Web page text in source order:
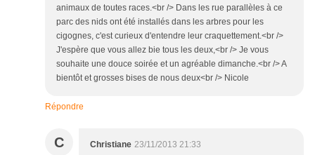
animaux de toutes races.<br /> Dans les rue parallèles à ce
parc des nids ont été installés dans les arbres pour les
cigognes, c'est curieux d'entendre leur craquettement.<br />
J'espère que vous allez bie tous les deux,<br /> Je vous
souhaite une douce soirée et un agréable dimanche.<br /> A
bientôt et grosses bises de nous deux<br /> Nicole
Répondre
C Christiane 23/11/2013 21:33